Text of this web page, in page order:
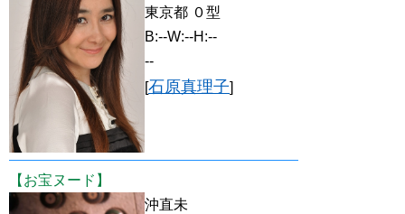
東京都 ０型
B:--W:--H:--
--
石原真理子
【お宝ヌード】
沖直未